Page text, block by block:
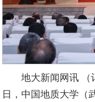
地大新闻网讯 （
日，中国地质大学（